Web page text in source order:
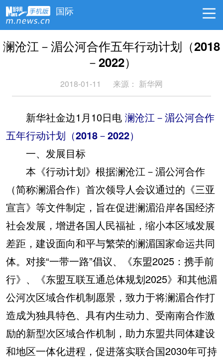
国际
澜沧江－湄公河合作五年行动计划（2018
－2022）
2018-01-11 来源： 新华网
新华社金边1月10日电 澜沧江－湄公河合作
五年行动计划（2018－2022）
一、发展目标
本《行动计划》根据澜沧江－湄公河合作
（简称澜湄合作）首次领导人会议通过的《三亚
宣言》等文件制定，旨在促进澜湄沿岸各国经济
社会发展，增进各国人民福祉，缩小本区域发展
差距，建设面向和平与繁荣的澜湄国家命运共同
体。对接“一带一路”倡议、《东盟2025：携手前
行》、《东盟互联互通总体规划2025》和其他湄
公河次区域合作机制愿景，致力于将澜湄合作打
造成为独具特色、具有内生动力、受南南合作激
励的新型次区域合作机制，助力东盟共同体建设
和地区一体化进程，促进落实联合国2030年可持